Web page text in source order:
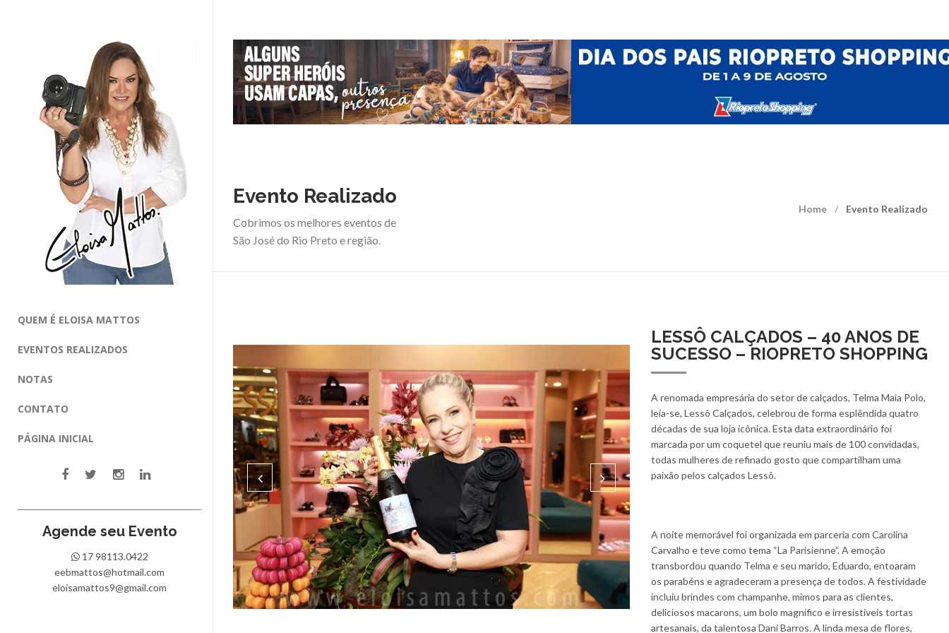
QUEM É ELOISA MATTOS
EVENTOS REALIZADOS
NOTAS
CONTATO
PÁGINA INICIAL
Agende seu Evento
17 98113.0422
eebmattos@hotmail.com
eloisamattos9@gmail.com
Evento Realizado
Cobrimos os melhores eventos de
São José do Rio Preto e região.
Home Evento Realizado
LESSÔ CALÇADOS – 40 ANOS DE
SUCESSO – RIOPRETO SHOPPING
A renomada empresária do setor de calçados, Telma Maia Polo,
leia-se, Lessô Calçados, celebrou de forma esplêndida quatro
décadas de sua loja icônica. Esta data extraordinário foi
marcada por um coquetel que reuniu mais de 100 convidadas,
todas mulheres de refinado gosto que compartilham uma
paixão pelos calçados Lessô.
A noite memorável foi organizada em parceria com Carolina
Carvalho e teve como tema “La Parisienne”. A emoção
transbordou quando Telma e seu marido, Eduardo, entoaram
os parabéns e agradeceram a presença de todos. A festividade
incluiu brindes com champanhe, mimos para as clientes,
deliciosos macarons, um bolo magnífico e irresistíveis tortas
artesanais, da talentosa Dani Barros. A linda mesa de flores,